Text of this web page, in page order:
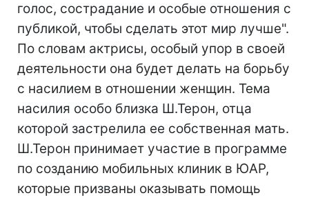
голос, сострадание и особые отношения с
публикой, чтобы сделать этот мир лучше".
По словам актрисы, особый упор в своей
деятельности она будет делать на борьбу
с насилием в отношении женщин. Тема
насилия особо близка Ш.Терон, отца
которой застрелила ее собственная мать.
Ш.Терон принимает участие в программе
по созданию мобильных клиник в ЮАР,
которые призваны оказывать помощь